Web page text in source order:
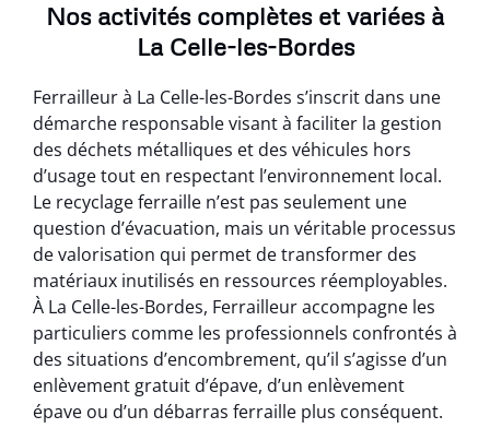
Nos activités complètes et variées à
La Celle-les-Bordes
Ferrailleur à La Celle-les-Bordes s’inscrit dans une
démarche responsable visant à faciliter la gestion
des déchets métalliques et des véhicules hors
d’usage tout en respectant l’environnement local.
Le recyclage ferraille n’est pas seulement une
question d’évacuation, mais un véritable processus
de valorisation qui permet de transformer des
matériaux inutilisés en ressources réemployables.
À La Celle-les-Bordes, Ferrailleur accompagne les
particuliers comme les professionnels confrontés à
des situations d’encombrement, qu’il s’agisse d’un
enlèvement gratuit d’épave, d’un enlèvement
épave ou d’un débarras ferraille plus conséquent.